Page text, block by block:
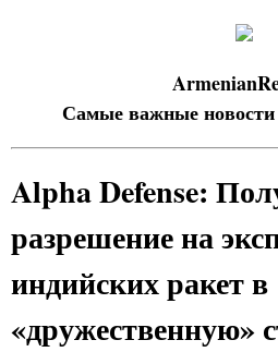
Самые важные
Alpha Defense:
разрешение на
индийских ракет в
«дружественную»